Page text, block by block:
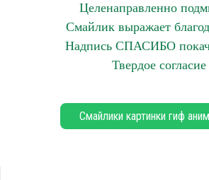
Целенаправленно
Смайлик выражает
Надпись СПАСИБО
Твердое согласие
Смайлики картинки гиф